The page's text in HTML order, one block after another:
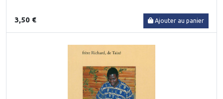
3,50 € Ajouter au panier